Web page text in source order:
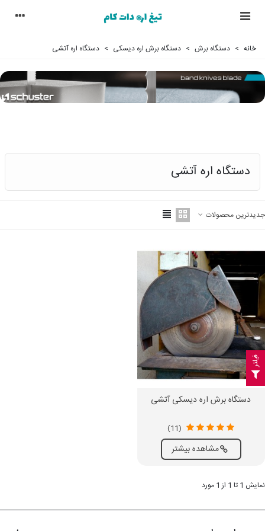
خانه > دستگاه برش > دستگاه برش اره دیسکی > دستگاه اره آتشی
دستگاه اره آتشی
جدیدترین محصولات
دستگاه برش اره دیسکی آتشی
(11)
مشاهده بیشتر
نمایش 1 تا 1 از 1 مورد
فیلتر